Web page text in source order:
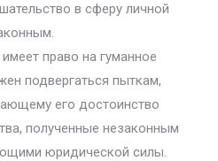
в сферу личной
право на гуманное
подвергаться пыткам,
его достоинство
полученные незаконным
юридической силы.